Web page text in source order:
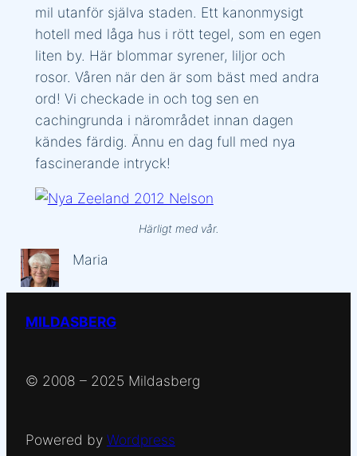
mil utanför själva staden. Ett kanonmysigt
hotell med låga hus i rött tegel, som en egen
liten by. Här blommar syrener, liljor och
rosor. Våren när den är som bäst med andra
ord! Vi checkade in och tog sen en
cachingrunda i närområdet innan dagen
kändes färdig. Ännu en dag full med nya
fascinerande intryck!
Härligt med vår.
Maria
MILDASBERG
© 2008 – 2025 Mildasberg
Powered by Wordpress